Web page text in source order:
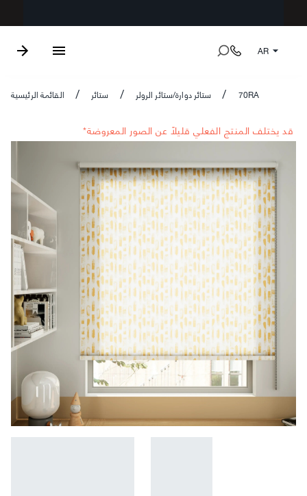
AR
القائمة الرئيسية / ستائر / ستائر دوارة/ستائر الرولر / 70RA
*قد يختلف المنتج الفعلي قليلاً عن الصور المعروضة